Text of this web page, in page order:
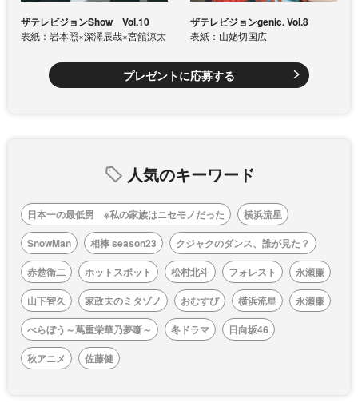
ザテレビジョンShow Vol.10
表紙：岩本照×深澤辰哉×宮舘涼太
ザテレビジョンgenic. Vol.8
表紙：山姥切国広
プレゼントに応募する
人気のキーワード
日本一の最低男 ※私の家族はニセモノだった
横浜流星
SnowMan
相棒 season23
クジャクのダンス、誰が見た？
赤楚衛二
ホットスポット 松村北斗 フォレスト
永瀬廉
山下智久
家政夫のミタゾノ おむすび 横浜流星
永瀬廉
べらぼう～蔦重栄華乃夢噺～
冬ドラマ
日向坂46
秋アニメ
佐藤健